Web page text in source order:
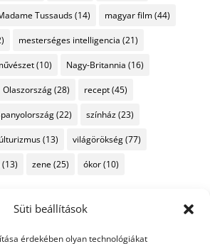
Süti beállítások
érdekében olyan technológiákat
Tussauds(14) magyar film(44)
mesterséges intelligencia (21)
(10) Nagy-Britannia (16)
Olaszország(28) recept(45)
(22) színház(23)
(13) világörökség(77)
(13) zene (25) ókor(10)